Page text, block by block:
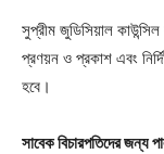
সুপ্রীম জুডিসিয়াল
প্রণয়ন ও প্রকাশ এবং
হবে।
সাবেক বিচারপতিদের জন্য